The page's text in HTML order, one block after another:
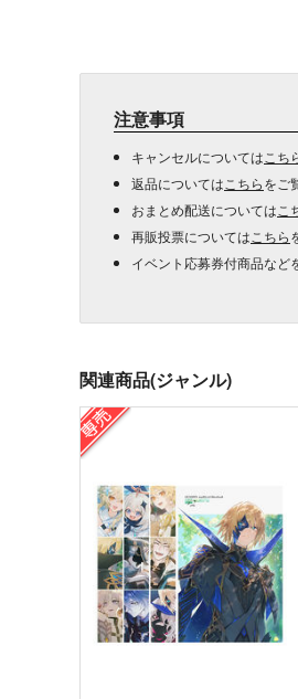
注意事項
キャンセルについては こち
返品については こちらをご
おまとめ配送については こ
再販投票については こちら
イベント応募券付商品など
関連商品(ジャンル)